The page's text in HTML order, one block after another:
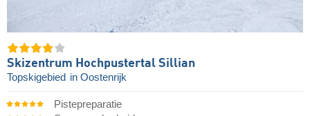
Skizentrum Hochpustertal Sillian
Topskigebied in Oostenrijk
Pistepreparatie